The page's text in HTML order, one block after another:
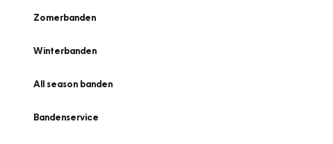
Zomerbanden
Winterbanden
All season banden
Bandenservice